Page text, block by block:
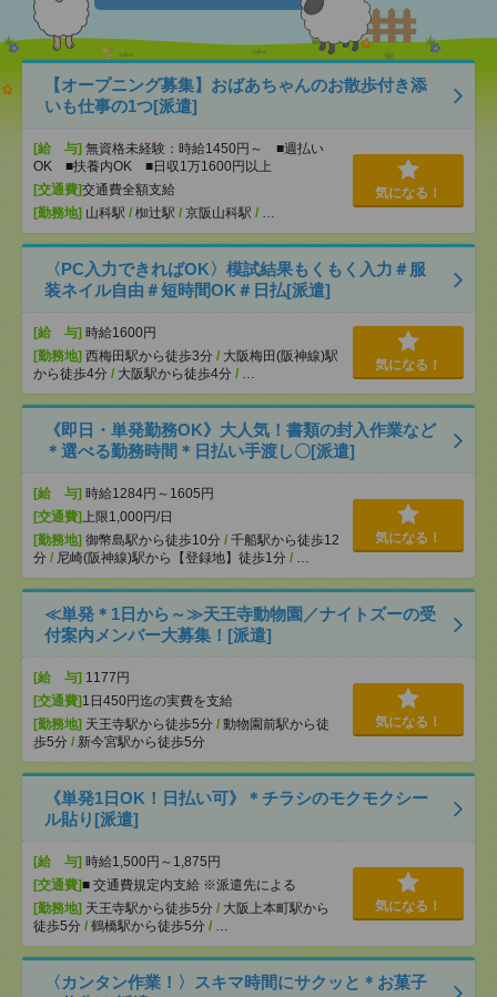
【オープニング募集】おばあちゃんのお散歩付き添
いも仕事の1つ[派遣]
[給 与] 無資格未経験：時給1450円～ ■週払い
OK ■扶養内OK ■日収1万1600円以上
[交通費]交通費全額支給
[勤務地] 山科駅 / 椥辻駅 / 京阪山科駅 / …
気になる！
〈PC入力できればOK〉模試結果もくもく入力＃服
装ネイル自由＃短時間OK＃日払[派遣]
[給 与] 時給1600円
[勤務地] 西梅田駅から徒歩3分 / 大阪梅田(阪神線)駅
から徒歩4分 / 大阪駅から徒歩4分 / …
気になる！
《即日・単発勤務OK》大人気！書類の封入作業など
＊選べる勤務時間＊日払い手渡し〇[派遣]
[給 与] 時給1284円～1605円
[交通費] 上限1,000円/日
[勤務地] 御幣島駅から徒歩10分 / 千船駅から徒歩12
分 / 尼崎(阪神線)駅から【登録地】徒歩1分 / …
気になる！
≪単発＊1日から～≫天王寺動物園／ナイトズーの受
付案内メンバー大募集！[派遣]
[給 与] 1177円
[交通費] 1日450円迄の実費を支給
[勤務地] 天王寺駅から徒歩5分 / 動物園前駅から徒
歩5分 / 新今宮駅から徒歩5分
気になる！
《単発1日OK！日払い可》＊チラシのモクモクシー
ル貼り[派遣]
[給 与] 時給1,500円～1,875円
[交通費]■ 交通費規定内支給 ※派遣先による
[勤務地] 天王寺駅から徒歩5分 / 大阪上本町駅から
徒歩5分 / 鶴橋駅から徒歩5分 / …
気になる！
〈カンタン作業！〉スキマ時間にサクッと＊お菓子